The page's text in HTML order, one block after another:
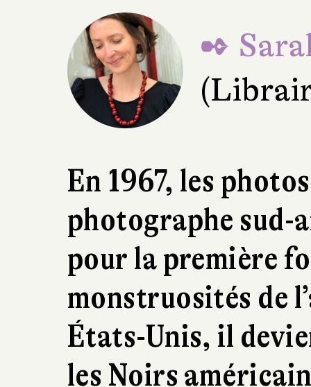
✒
En 1967, les
photographe
pour la première
monstruosités de
États-Unis, il
les Noirs